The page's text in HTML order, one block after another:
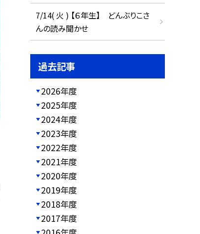
7/14( 火 ) 【６年生】 どんぶりこさ
んの読み聞かせ
過去記事
2026年度
2025年度
2024年度
2023年度
2022年度
2021年度
2020年度
2019年度
2018年度
2017年度